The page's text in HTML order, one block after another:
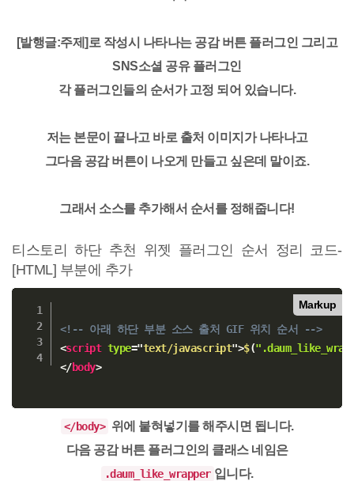
[발행글:주제]로 작성시 나타나는 공감 버튼 플러그인 그리고
SNS소셜 공유 플러그인
각 플러그인들의 순서가 고정 되어 있습니다.
저는 본문이 끝나고 바로 출처 이미지가 나타나고
그다음 공감 버튼이 나오게 만들고 싶은데 말이죠.
그래서 소스를 추가해서 순서를 정해 줍니다!
티스토리 하단 추천 위젯 플러그인 순서 정리 코드-
[HTML] 부분에 추가
Markup
<!-- 아래 하단 부분 소스 출처 GIF 위치 순서 -->
<script type="text/javascript">$(
</body>
</body> 위에 붙혀넣기를 해주시면 됩니다.
다음 공감 버튼 플러그인의 클래스 네임은
.daum_like_wrapper 입니다.